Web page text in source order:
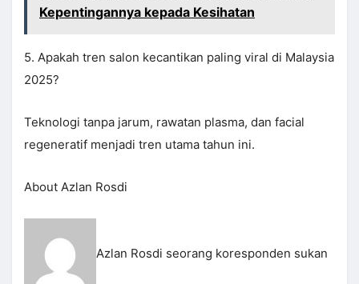
Kepentingannya kepada Kesihatan
5. Apakah tren salon kecantikan paling viral di Malaysia
2025?
Teknologi tanpa jarum, rawatan plasma, dan facial
regeneratif menjadi tren utama tahun ini.
About Azlan Rosdi
Azlan Rosdi seorang koresponden sukan